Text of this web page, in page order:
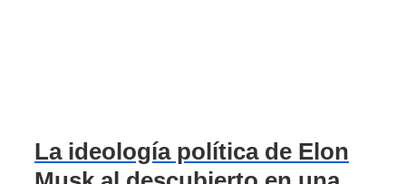
La ideología política de Elon